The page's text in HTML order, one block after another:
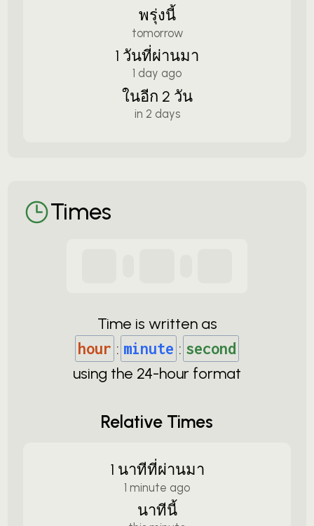
พรุ่งนี้
tomorrow
1 วันที่ผ่านมา
1 day ago
ในอีก 2 วัน
in 2 days
Times
Time is written as
hour : minute : second
using the 24-hour format
Relative Times
1 นาทีที่ผ่านมา
1 minute ago
นาทีนี้